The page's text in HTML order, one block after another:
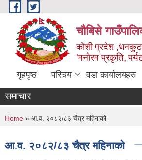
Skip to main content
चौबिसे
कोशी प्रदेश
'मनोरम प्रकृति,
गृहपृष्ठ परिचय वडा कार्यालयहरु
समाचार
You are here
Home » आ.व. २०८२/८३ चैत्र महिनाको
आ.व. २०८२/८३ चैत्र महिनाको